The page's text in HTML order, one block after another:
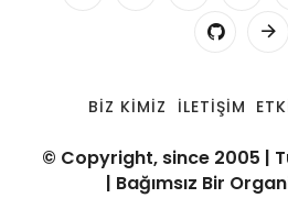
BIZ KIMIZ İLETIŞIM
© Copyright, since 2005 |
| Bağımsız Bir